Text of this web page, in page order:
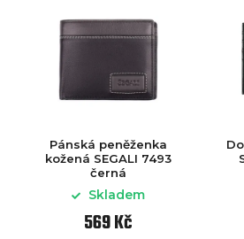
Pánská peněženka
kožená SEGALI 7493
černá
Skladem
569 Kč